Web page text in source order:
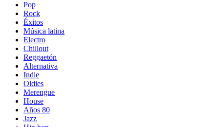
Pop
Rock
Éxitos
Música latina
Electro
Chillout
Reggaetón
Alternativa
Indie
Oldies
Merengue
House
Años 80
Jazz